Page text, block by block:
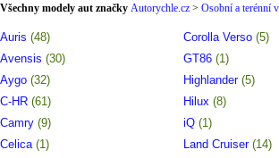
Všechny modely aut značky Autorychle.cz > Osobní a terénní
Auris (48)
Avensis (30)
Aygo (32)
C-HR (61)
Camry (9)
Celica (1)
Corolla Verso (5)
GT86 (1)
Highlander (5)
Hilux (8)
iQ (1)
Land Cruiser (14)